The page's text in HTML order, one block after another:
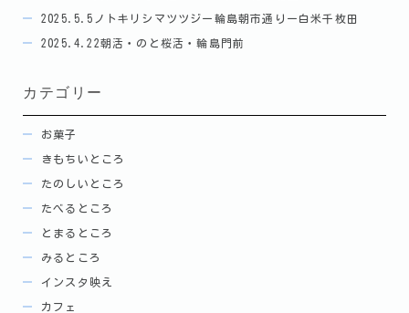
2025.5.5ノトキリシマツツジー輪島朝市通りー白米千枚田
2025.4.22朝活・のと桜活・輪島門前
カテゴリー
お菓子
きもちいところ
たのしいところ
たべるところ
とまるところ
みるところ
インスタ映え
カフェ